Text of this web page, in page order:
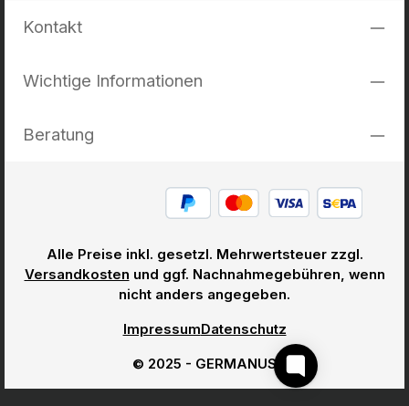
Kontakt
Wichtige Informationen
Beratung
Alle Preise inkl. gesetzl. Mehrwertsteuer zzgl.
Versandkosten und ggf. Nachnahmegebühren, wenn
nicht anders angegeben.
© 2025 - GERMANUS
ImpressumDatenschutz